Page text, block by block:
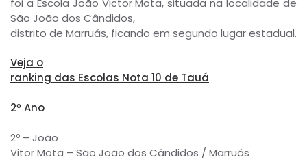
foi a Escola João Victor Mota, situada na localidade de
São João dos Cândidos,
distrito de Marruás, ficando em segundo lugar estadual.
Veja o
ranking das Escolas Nota 10 de Tauá
2º Ano
2º – João
Vitor Mota – São João dos Cândidos / Marruás